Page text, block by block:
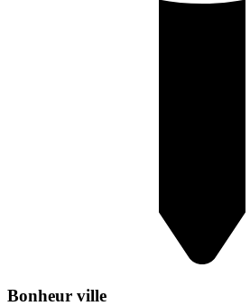
Bonheur ville